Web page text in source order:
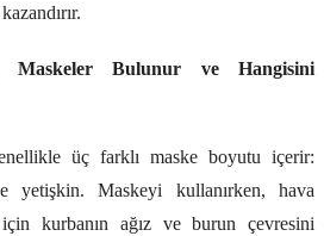
Maskeler Bulunur ve Hangisini
üç farklı maske boyutu içerir:
yetişkin. Maskeyi kullanırken, hava
için kurbanın ağız ve burun çevresini